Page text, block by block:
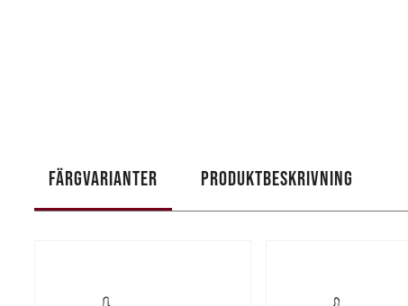
FÄRGVARIANTER PRODUKTBESKRIVNING